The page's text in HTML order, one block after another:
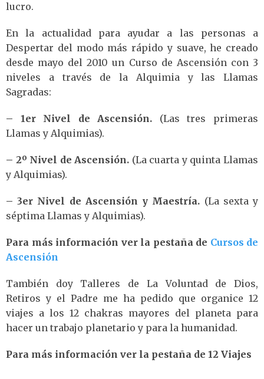
lucro.
En la actualidad para ayudar a las personas a
Despertar del modo más rápido y suave, he creado
desde mayo del 2010 un Curso de Ascensión con 3
niveles a través de la Alquimia y las Llamas
Sagradas:
– 1er Nivel de Ascensión. (Las tres primeras
Llamas y Alquimias).
– 2º Nivel de Ascensión. (La cuarta y quinta Llamas
y Alquimias).
– 3er Nivel de Ascensión y Maestría. (La sexta y
séptima Llamas y Alquimias).
Para más información ver la pestaña de Cursos de
Ascensión
También doy Talleres de La Voluntad de Dios,
Retiros y el Padre me ha pedido que organice 12
viajes a los 12 chakras mayores del planeta para
hacer un trabajo planetario y para la humanidad.
Para más información ver la pestaña de 12 Viajes